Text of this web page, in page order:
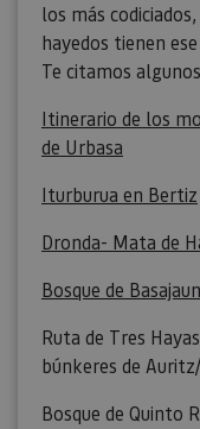
los más
hayedos tienen
Te citamos
Itinerario de los
de Urbasa
Iturburua en Bertiz
Dronda- Mata de
Bosque de
Ruta de Tres
búnkeres de
Bosque de Quinto